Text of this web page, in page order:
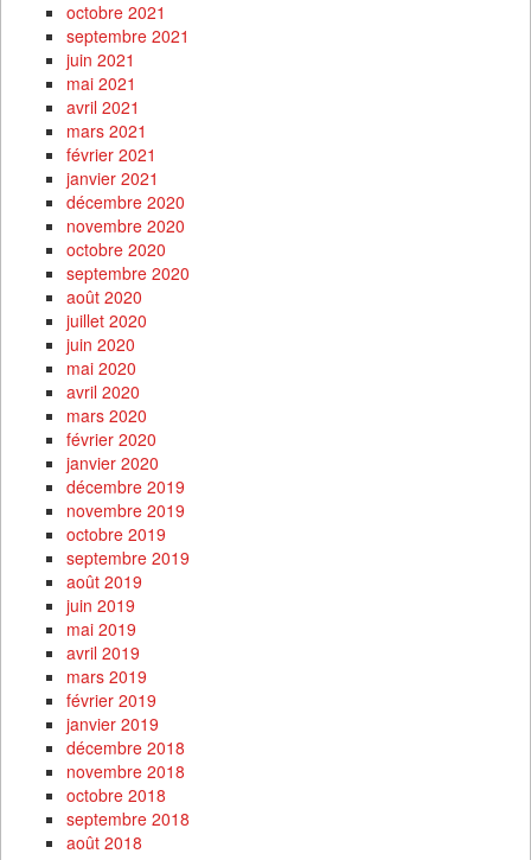
octobre 2021
septembre 2021
juin 2021
mai 2021
avril 2021
mars 2021
février 2021
janvier 2021
décembre 2020
novembre 2020
octobre 2020
septembre 2020
août 2020
juillet 2020
juin 2020
mai 2020
avril 2020
mars 2020
février 2020
janvier 2020
décembre 2019
novembre 2019
octobre 2019
septembre 2019
août 2019
juin 2019
mai 2019
avril 2019
mars 2019
février 2019
janvier 2019
décembre 2018
novembre 2018
octobre 2018
septembre 2018
août 2018